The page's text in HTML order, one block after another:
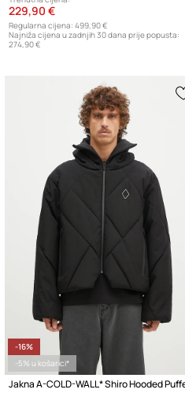
229,90 €
Regularna cijena: 499,90 €
Najniža cijena u zadnjih 30 dana prije popusta:
274,90 €
-16%
-5% u košarici*